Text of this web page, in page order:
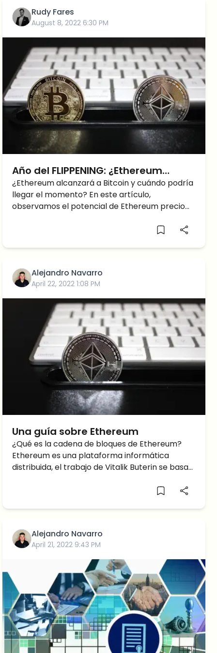
Rudy Fares
August 8, 2022 6:30 PM
Año del FLIPPENING: ¿Ethereum
alcanzará a Bitcoin?
¿Ethereum alcanzará a Bitcoin y cuándo podría
llegar el momento? En este artículo,
observamos el potencial de Ethereum precio
Alejandro Navarro
April 22, 2022 1:08 PM
Una guía sobre Ethereum
¿Qué es la cadena de bloques de Ethereum?
Ethereum es una plataforma informática
distribuida, el trabajo de Vitalik Buterin se basa
Alejandro Navarro
April 21, 2022 9:43 PM